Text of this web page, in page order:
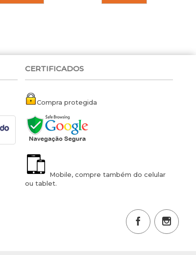
CERTIFICADOS
Compra protegida
Mobile, compre também do celular
ou tablet.